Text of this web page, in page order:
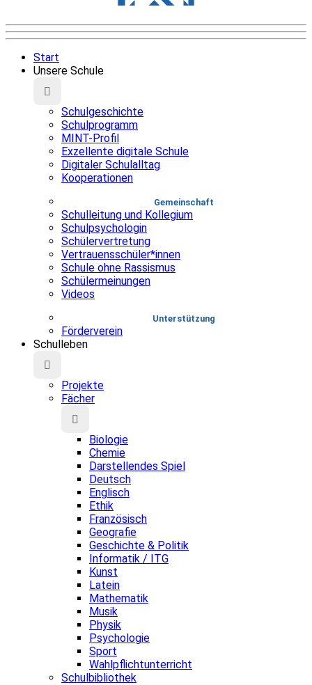
Start
Unsere Schule
Schulgeschichte
Schulprogramm
MINT-Profil
Exzellente digitale Schule
Digitaler Schulalltag
Kooperationen
Gemeinschaft
Schulleitung und Kollegium
Schulpsychologin
Schülervertretung
Vertrauensschüler*innen
Schule ohne Rassismus
Schülermeinungen
Videos
Unterstützung
Förderverein
Schulleben
Projekte
Fächer
Biologie
Chemie
Darstellendes Spiel
Deutsch
Englisch
Ethik
Französisch
Geografie
Geschichte & Politik
Informatik / ITG
Kunst
Latein
Mathematik
Musik
Physik
Psychologie
Sport
Wahlpflichtunterricht
Schulbibliothek